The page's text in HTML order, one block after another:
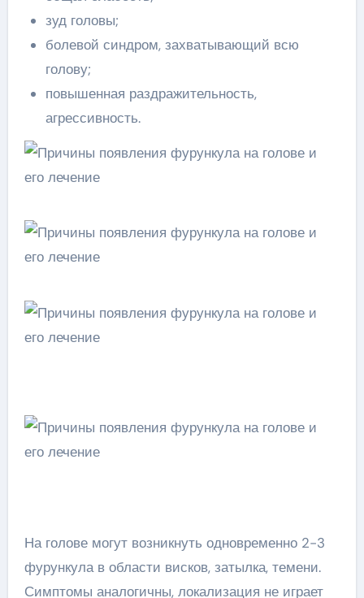
зуд головы;
болевой синдром, захватывающий всю
голову;
повышенная раздражительность,
агрессивность.
На голове могут возникнуть одновременно 2-3
фурункула в области висков, затылка, темени.
Симптомы аналогичны, локализация не играет